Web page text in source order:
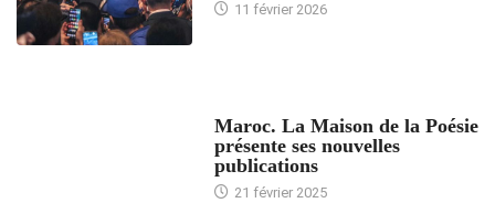
11 février 2026
Maroc. La Maison de la Poésie
présente ses nouvelles
publications
21 février 2025